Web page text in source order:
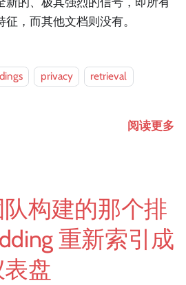
，而其他文档则没有。
privacy
retrieval
阅读更多
构建的那个排
重新索引成
盘